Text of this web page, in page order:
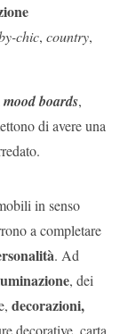
chic, country,
mood boards,
di avere una
in senso
a completare
. Ad
, dei
decorazioni,